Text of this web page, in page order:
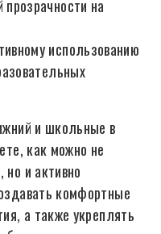
на
использованию
и школьные в
как можно не
и активно
комфортные
а также укреплять